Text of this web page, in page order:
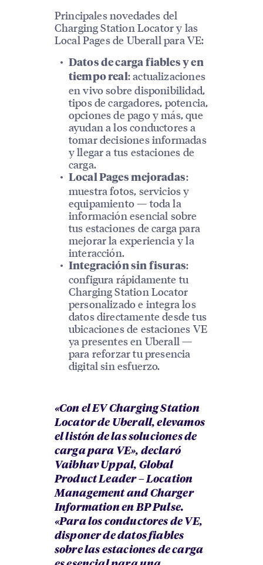
Principales novedades del
Charging Station Locator y las
Local Pages de Uberall para VE:
Datos de carga fiables y en
tiempo real: actualizaciones
en vivo sobre disponibilidad,
tipos de cargadores, potencia,
opciones de pago y más, que
ayudan a los conductores a
tomar decisiones informadas
y llegar a tus estaciones de
carga.
Local Pages mejoradas:
muestra fotos, servicios y
equipamiento — toda la
información esencial sobre
tus estaciones de carga para
mejorar la experiencia y la
interacción.
Integración sin fisuras:
configura rápidamente tu
Charging Station Locator
personalizado e integra los
datos directamente desde tus
ubicaciones de estaciones VE
ya presentes en Uberall —
para reforzar tu presencia
digital sin esfuerzo.
«Con el EV Charging Station
Locator de Uberall, elevamos
el listón de las soluciones de
carga para VE», declaró
Vaibhav Uppal, Global
Product Leader – Location
Management and Charger
Information en BP Pulse.
«Para los conductores de VE,
disponer de datos fiables
sobre las estaciones de carga